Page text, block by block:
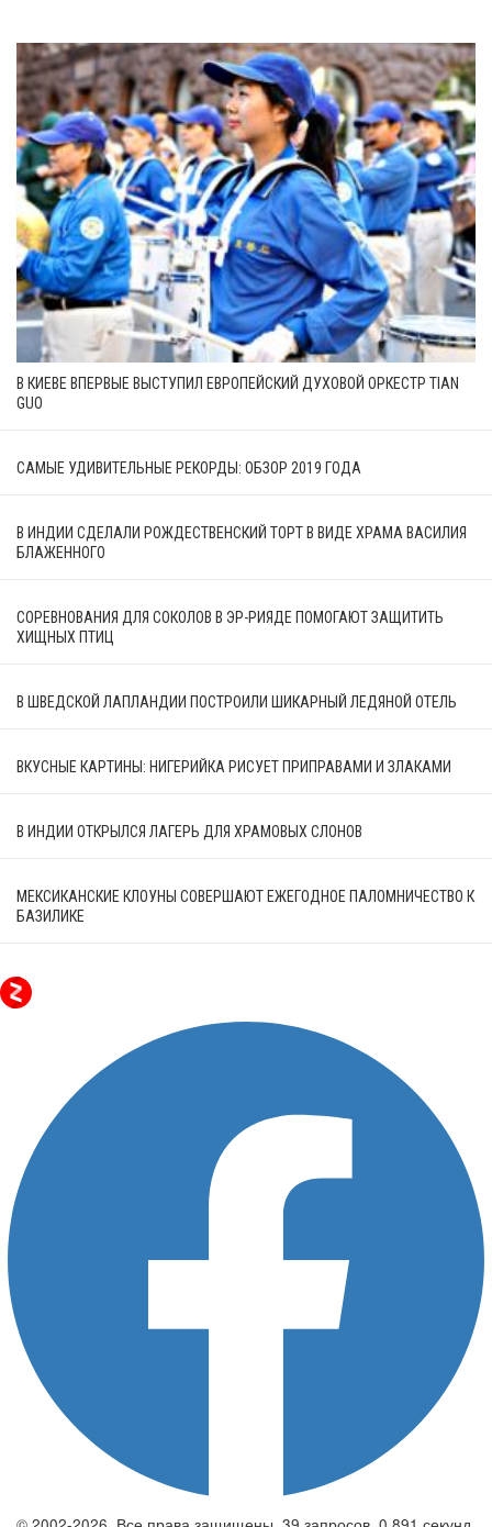
В КИЕВЕ ВПЕРВЫЕ ВЫСТУПИЛ ЕВРОПЕЙСКИЙ ДУХОВОЙ ОРКЕСТР TIAN
GUO
САМЫЕ УДИВИТЕЛЬНЫЕ РЕКОРДЫ: ОБЗОР 2019 ГОДА
В ИНДИИ СДЕЛАЛИ РОЖДЕСТВЕНСКИЙ ТОРТ В ВИДЕ ХРАМА ВАСИЛИЯ
БЛАЖЕННОГО
СОРЕВНОВАНИЯ ДЛЯ СОКОЛОВ В ЭР-РИЯДЕ ПОМОГАЮТ ЗАЩИТИТЬ
ХИЩНЫХ ПТИЦ
В ШВЕДСКОЙ ЛАПЛАНДИИ ПОСТРОИЛИ ШИКАРНЫЙ ЛЕДЯНОЙ ОТЕЛЬ
ВКУСНЫЕ КАРТИНЫ: НИГЕРИЙКА РИСУЕТ ПРИПРАВАМИ И ЗЛАКАМИ
В ИНДИИ ОТКРЫЛСЯ ЛАГЕРЬ ДЛЯ ХРАМОВЫХ СЛОНОВ
МЕКСИКАНСКИЕ КЛОУНЫ СОВЕРШАЮТ ЕЖЕГОДНОЕ ПАЛОМНИЧЕСТВО К
БАЗИЛИКЕ